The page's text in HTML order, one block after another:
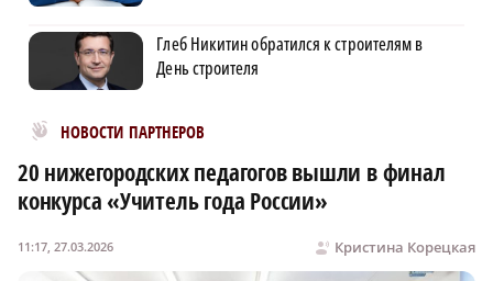
Глеб Никитин обратился к строителям в
День строителя
НОВОСТИ ПАРТНЕРОВ
Новости МирТесен
20 нижегородских педагогов вышли в финал
конкурса «Учитель года России»
Кристина Корецкая
11:17, 27.03.2026